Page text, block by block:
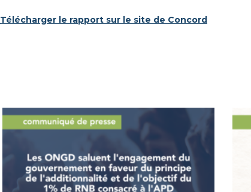
Télécharger le rapport sur le site de Concord